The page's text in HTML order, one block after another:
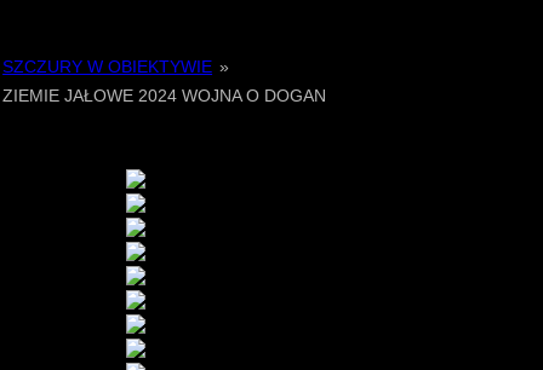
SZCZURY W OBIEKTYWIE »
ZIEMIE JAŁOWE 2024 WOJNA O DOGAN